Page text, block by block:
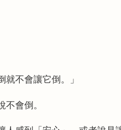
不會讓它倒。」
會倒。